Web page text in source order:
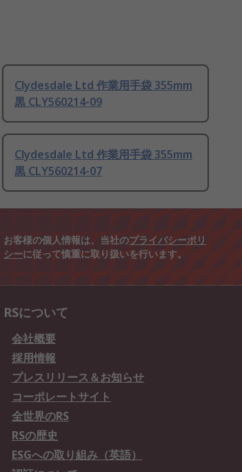
Clydesdale Ltd 作業用手袋 355mm
黒 CLY560214-09
Clydesdale Ltd 作業用手袋 355mm
黒 CLY560214-07
お客様の個人情報は、当社のプライバシーポリ
シーに従って慎重に取り扱いを行います。
RSについて
会社概要
採用情報
プレスリリース＆お知らせ
コーポレートサイト
全世界のRS
RSの歴史
ESGへの取り組み（英語）